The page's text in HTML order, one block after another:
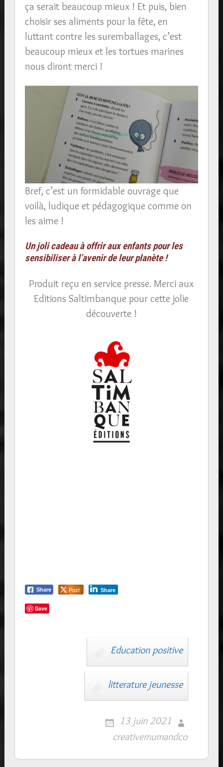
ça serait beaucoup mieux ! Et puis, bien
choisir ses aliments pour la fête, en
luttant contre les suremballages, c’est
beaucoup mieux et les tortues marines
nous diront merci !
Bref, c’est un formidable ouvrage que
voilà, ludique et pédagogique comme on
les aime !
Un joli cadeau à offrir aux enfants pour les
sensibiliser à l’avenir de leur planète !
Produit reçu en service presse. Merci aux
Editions Saltimbanque pour cette jolie
découverte !
Share Post Share
Save
Education positive
litterature jeunesse
13 juin 2021
creativemumandco